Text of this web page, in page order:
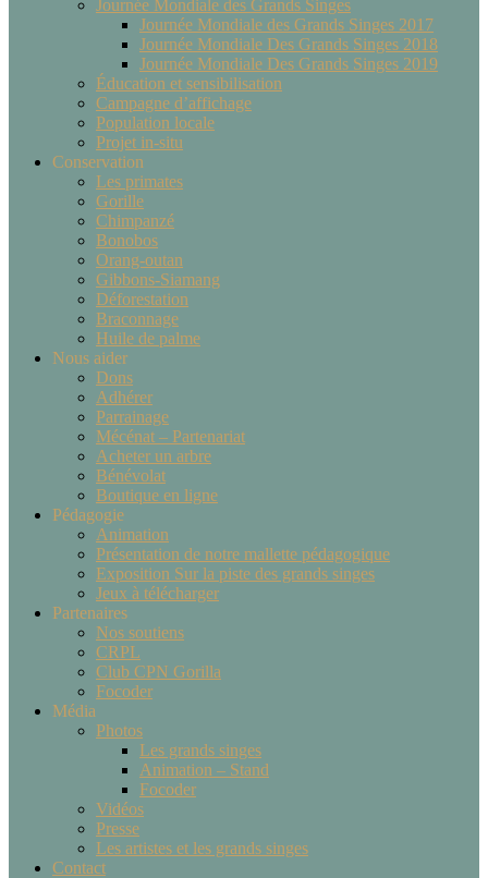
Journée Mondiale des Grands Singes
Journée Mondiale des Grands Singes 2017
Journée Mondiale Des Grands Singes 2018
Journée Mondiale Des Grands Singes 2019
Éducation et sensibilisation
Campagne d’affichage
Population locale
Projet in-situ
Conservation
Les primates
Gorille
Chimpanzé
Bonobos
Orang-outan
Gibbons-Siamang
Déforestation
Braconnage
Huile de palme
Nous aider
Dons
Adhérer
Parrainage
Mécénat – Partenariat
Acheter un arbre
Bénévolat
Boutique en ligne
Pédagogie
Animation
Présentation de notre mallette pédagogique
Exposition Sur la piste des grands singes
Jeux à télécharger
Partenaires
Nos soutiens
CRPL
Club CPN Gorilla
Focoder
Média
Photos
Les grands singes
Animation – Stand
Focoder
Vidéos
Presse
Les artistes et les grands singes
Contact